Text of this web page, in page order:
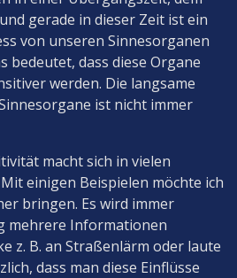
gerade in dieser Zeit ist ein
von unseren Sinnesorganen
bedeutet, dass diese Organe
werden. Die langsame
ist nicht immer
macht sich in vielen
einigen Beispielen möchte ich
bringen. Es wird immer
mehrere Informationen
z. B. an Straßenlärm oder laute
dass man diese Einflüsse